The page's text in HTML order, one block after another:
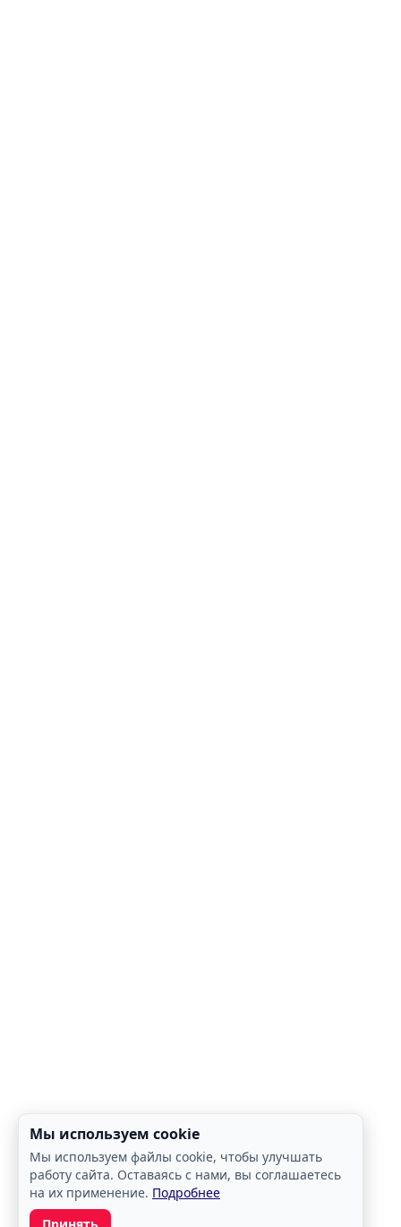
Мы используем cookie
Мы используем файлы cookie, чтобы улучшать
работу сайта. Оставаясь с нами, вы соглашаетесь
на их применение. Подробнее